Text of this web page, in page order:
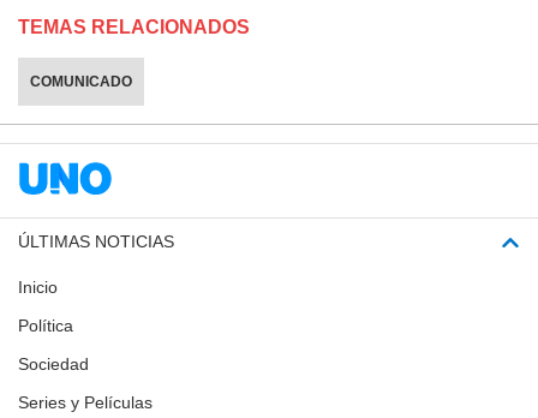
TEMAS RELACIONADOS
COMUNICADO
ÚLTIMAS NOTICIAS
Inicio
Política
Sociedad
Series y Películas